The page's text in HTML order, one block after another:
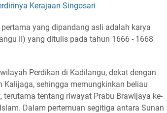
Kerajaan Singosari
yang dipandang asli adalah karya
II) yang ditulis pada tahun 1666 - 1668
Perdikan di Kadilangu, dekat dengan
Kalijaga, sehingga memungkinkan beliau
tentang riwayat Prabu Brawijaya ke-
Dalam pertemuan segitiga antara Sunan